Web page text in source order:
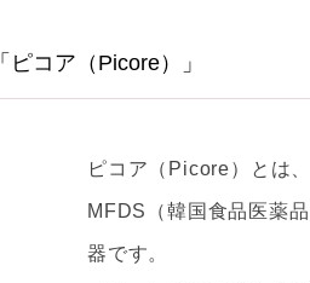
コア（Picore）」
ピコア（Picore）とは
MFDS（韓国食品医薬
器です。